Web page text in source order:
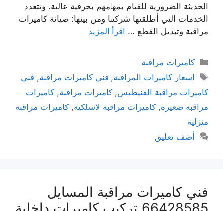
الحديثة الضرورية للقيام بمهامهم بحرفية عالية. وتتعدد
الخدمات التي أطلقتها شركتنا ومن بينها: صيانة كاميرات
مراقبة وتبديل القطع … اقرأ المزيد
كاميرات مراقبة
اسعار كاميرات المراقبة, فني كاميرات مراقبة, فني
كاميرات مراقبة الفنيطيس, كاميرات مراقبة, كاميرات
مراقبة صغيرة, كاميرات مراقبة لاسلكية, كاميرات مراقبة
منزلية
أضف تعليق
فني كاميرات مراقبة المسايل